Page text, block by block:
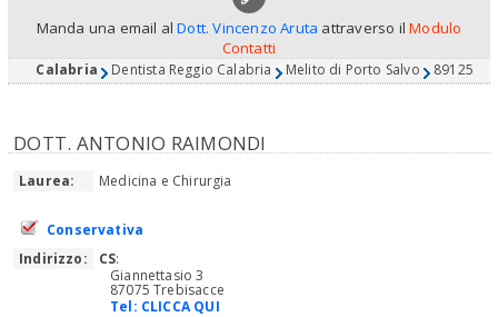
Manda una email alDott. Vincenzo Aruta attraverso ilModulo
Contatti
Calabria Dentista Reggio Calabria Melito di Porto Salvo 89125
DOTT. ANTONIO RAIMONDI
Laurea: Medicina e Chirurgia
Conservativa
Indirizzo:
CS:
Giannettasio 3
87075 Trebisacce
Tel: CLICCA QUI